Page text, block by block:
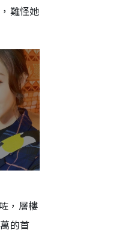
難怪她
，層樓
的首